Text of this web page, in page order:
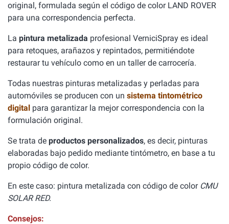
original, formulada según el código de color LAND ROVER
para una correspondencia perfecta.
La pintura metalizada profesional VerniciSpray es ideal
para retoques, arañazos y repintados, permitiéndote
restaurar tu vehículo como en un taller de carrocería.
Todas nuestras pinturas metalizadas y perladas para
automóviles se producen con un sistema tintométrico
digital para garantizar la mejor correspondencia con la
formulación original.
Se trata de productos personalizados, es decir, pinturas
elaboradas bajo pedido mediante tintómetro, en base a tu
propio código de color.
En este caso: pintura metalizada con código de color CMU
SOLAR RED.
Consejos: